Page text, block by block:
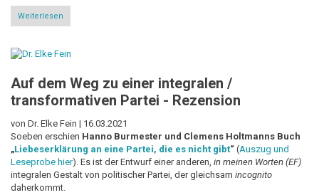
Weiterlesen
Räume
schaffen
integraler
politischer
Salon
zum
Thema
„Einsamkeit“
Auf dem Weg zu einer integralen /
transformativen Partei - Rezension
von Dr. Elke Fein | 16.03.2021
Soeben erschien Hanno Burmester und Clemens Holtmanns Buch
„Liebeserklärung an eine Partei, die es nicht gibt“ (Auszug und
Leseprobe hier). Es ist der Entwurf einer anderen, in meinen Worten (EF)
integralen Gestalt von politischer Partei, der gleichsam incognito
daherkommt.